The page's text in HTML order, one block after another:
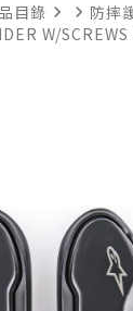
目錄 navigate_next navigate_next 防摔
W/SCREWS